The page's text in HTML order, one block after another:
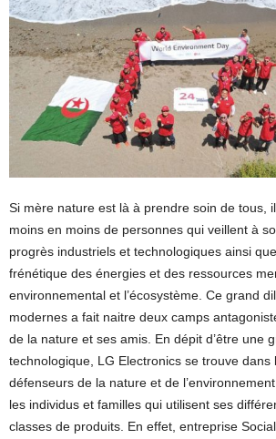
Si mère nature est là à prendre soin de tous,
moins en moins de personnes qui veillent à
progrès industriels et technologiques ainsi
frénétique des énergies et des ressources
environnemental et l’écosystème. Ce grand
modernes a fait naitre deux camps
de la nature et ses amis. En dépit d’être une
technologique, LG Electronics se trouve dans
défenseurs de la nature et de
les individus et familles qui utilisent ses
classes de produits. En effet, entreprise